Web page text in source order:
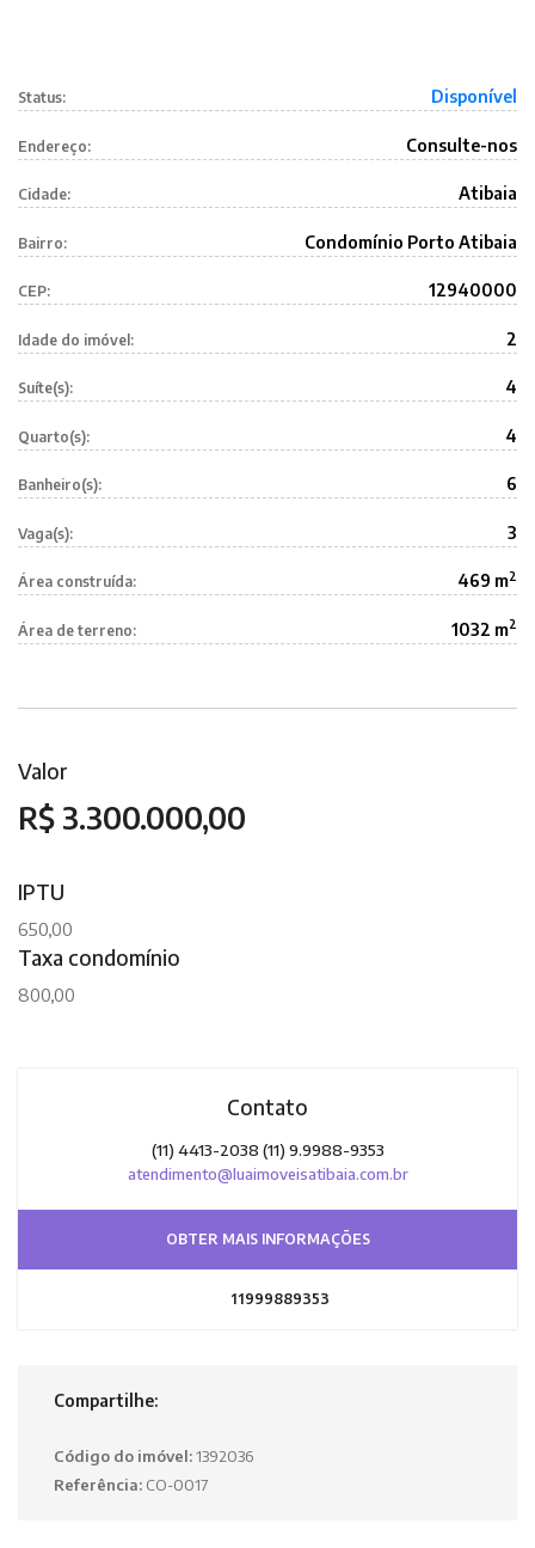
Status: Disponível
Endereço: Consulte-nos
Cidade: Atibaia
Bairro: Condomínio Porto Atibaia
CEP: 12940000
Idade do imóvel: 2
Suíte(s): 4
Quarto(s): 4
Banheiro(s): 6
Vaga(s): 3
Área construída: 469 m2
Área de terreno: 1032 m2
Valor
R$ 3.300.000,00
IPTU
650,00
Taxa condomínio
800,00
Contato
(11) 4413-2038 (11) 9.9988-9353
atendimento@luaimoveisatibaia.com.br
OBTER MAIS INFORMAÇÕES
11999889353
Compartilhe:
Código do imóvel:1392036
Referência: CO-0017